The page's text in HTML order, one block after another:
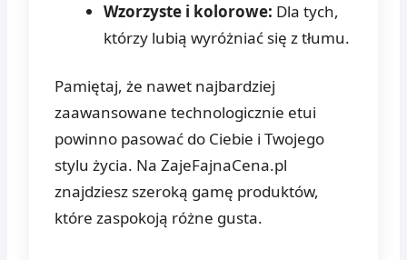
Wzorzyste i kolorowe: Dla tych,
którzy lubią wyróżniać się z tłumu.
Pamiętaj, że nawet najbardziej
zaawansowane technologicznie etui
powinno pasować do Ciebie i Twojego
stylu życia. Na ZajeFajnaCena.pl
znajdziesz szeroką gamę produktów,
które zaspokoją różne gusta.